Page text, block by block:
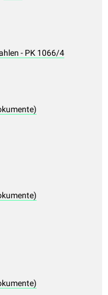
- PK 1066/4